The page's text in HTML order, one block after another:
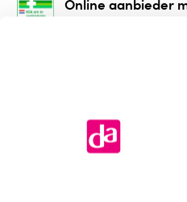
Online aanbieder
onze webshop